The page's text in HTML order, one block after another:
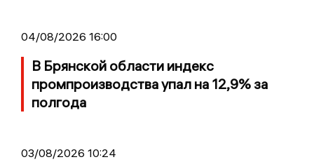
04/08/2026 16:00
В Брянской области индекс
промпроизводства упал на 12,9% за
полгода
03/08/2026 10:24